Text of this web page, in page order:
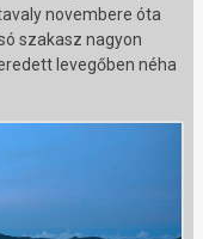
novembere óta
szakasz nagyon
levegőben néha